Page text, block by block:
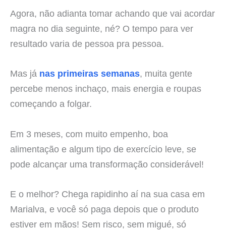
Agora, não adianta tomar achando que vai acordar
magra no dia seguinte, né? O tempo para ver
resultado varia de pessoa pra pessoa.
Mas já nas primeiras semanas, muita gente
percebe menos inchaço, mais energia e roupas
começando a folgar.
Em 3 meses, com muito empenho, boa
alimentação e algum tipo de exercício leve, se
pode alcançar uma transformação considerável!
E o melhor? Chega rapidinho aí na sua casa em
Marialva, e você só paga depois que o produto
estiver em mãos! Sem risco, sem migué, só